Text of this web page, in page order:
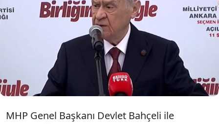
CHP'yi seçimlerde DEM Parti ile ortak
hareket etmekle suçlayan Bahçeli, DEM
Parti'nin İstanbul'dan aday çıkarmasını da
"sinsi bir oyun" olarak niteledi...
MHP Genel Başkanı Devlet Bahçeli ile